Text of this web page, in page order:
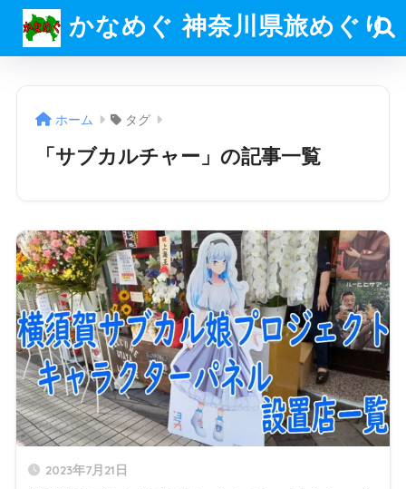
かなめぐ 神奈川県旅めぐり
ホーム タグ
「サブカルチャー」の記事一覧
2023年7月21日